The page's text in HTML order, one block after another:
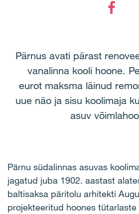
Pärnus avati pärast
vanalinna kooli hoone.
eurot maksma läinud
uue näo ja sisu koolimaja
asuv
Pärnu südalinnas asuvas
jagatud juba 1902. aastast
baltisaksa päritolu arhitekti
projekteeritud hoones tütarlaste